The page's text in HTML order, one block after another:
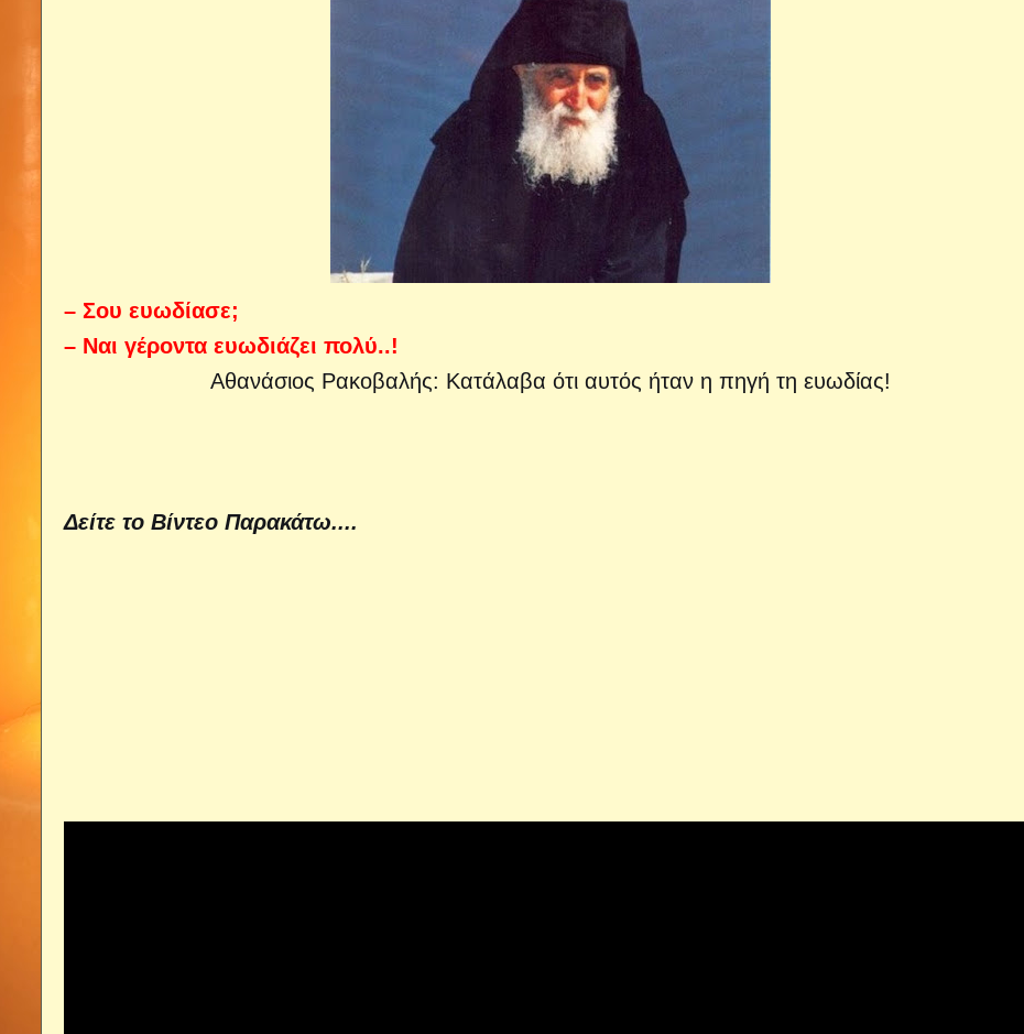
– Σου ευωδίασε;
– Ναι γέροντα ευωδιάζει πολύ..!
Αθανάσιος Ρακοβαλής: Κατάλαβα ότι αυτός ήταν η πηγή τη ευωδίας!
Δείτε το Βίντεο Παρακάτω....